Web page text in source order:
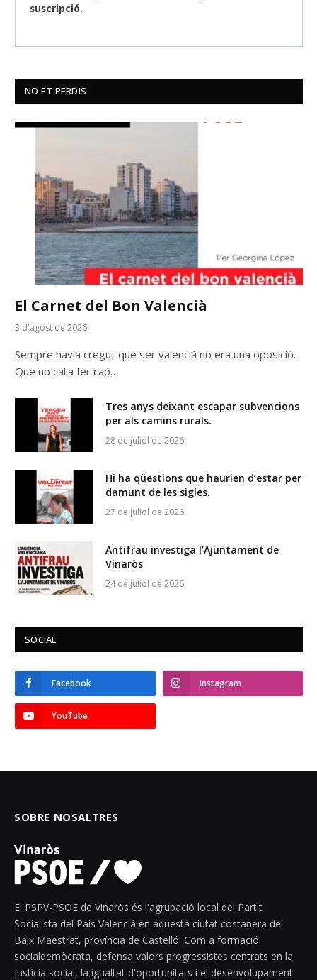
suscripció.
NO ET PERDIS
El Carnet del Bon Valencià
3 d'agost de 2026
Sempre havia cregut que ser valencià no era una oposició.
Que no calia fer cap…
Tres anys deixant escapar subvencions
per als camins rurals.
28 de juliol de 2026
Hi ha qüestions que haurien d’estar per
damunt de les sigles.
27 de juliol de 2026
Antifrau investiga l’Ajuntament de
Vinaròs
24 de juliol de 2026
SOCIAL
Facebook Instagram
YouTube
SOBRE NOSALTRES
El PSPV-PSOE de Vinaròs és l'agrupació local del Partit
Socialista del País Valencià en aquesta ciutat costanera del
Baix Maestrat, província de Castelló. Com a formació
socialdemòcrata, defensa valors progressistes centrats en la
justícia social, la igualtat d'oportunitats i el desenvolupament